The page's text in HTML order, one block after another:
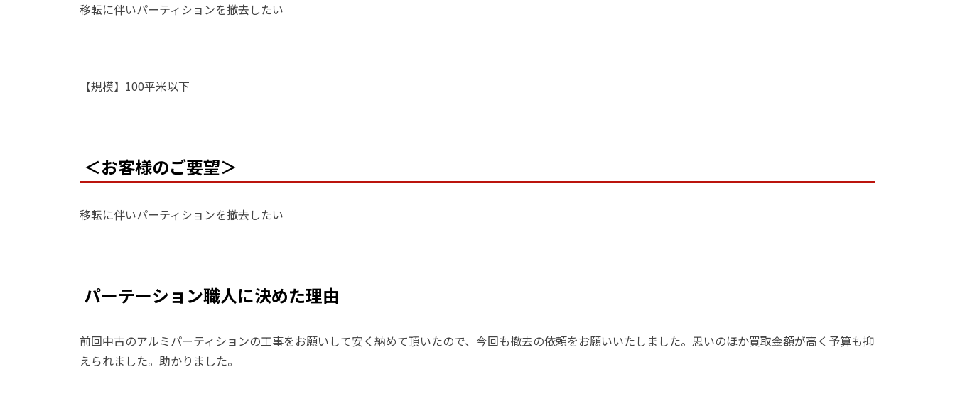
移転に伴いパーティションを撤去したい
【規模】100平米以下
＜お客様のご要望＞
移転に伴いパーティションを撤去したい
パーテーション職人に決めた理由
前回中古のアルミパーティションの工事をお願いして安く納めて頂いたので、今回も撤去の依頼をお願いいたしました。思いのほか買取金額が高く予算も抑
えられました。助かりました。